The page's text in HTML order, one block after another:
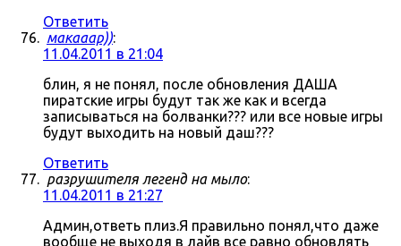
Ответить
макааар)):
11.04.2011 в 21:04
блин, я не понял, после обновления ДАША
пиратские игры будут так же как и всегда
записываться на болванки??? или все новые игры
будут выходить на новый даш???
Ответить
разрушителя легенд на мыло:
11.04.2011 в 21:27
Админ,ответь плиз.Я правильно понял,что даже
вообще не выходя в лайв все равно обновлять